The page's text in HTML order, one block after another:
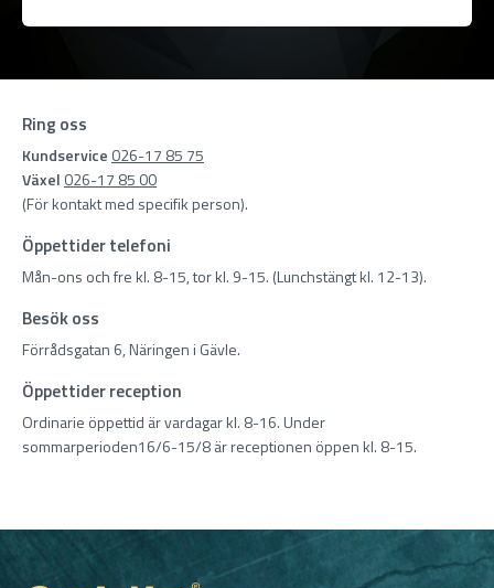
Ring oss
Kundservice 026-17 85 75
Växel 026-17 85 00
(För kontakt med specifik person).
Öppettider telefoni
Mån-ons och fre kl. 8-15, tor kl. 9-15. (Lunchstängt kl. 12-13).
Besök oss
Förrådsgatan 6, Näringen i Gävle.
Öppettider reception
Ordinarie öppettid är vardagar kl. 8-16. Under
sommarperioden16/6-15/8 är receptionen öppen kl. 8-15.